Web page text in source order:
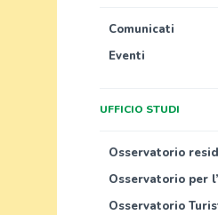
Comunicati
Eventi
UFFICIO STUDI
Osservatorio
Osservatorio per
Osservatorio